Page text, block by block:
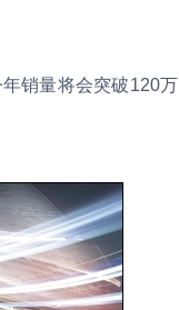
销量将会突破120万